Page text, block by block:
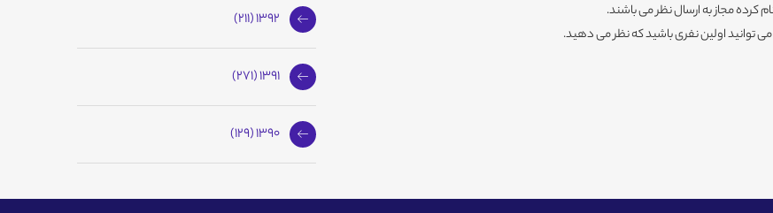
کرده مجاز به ارسال نظر می باشند.
اولین نفری باشید که نظر می دهید.
1392 (211)
1391 (271)
1390 (129)